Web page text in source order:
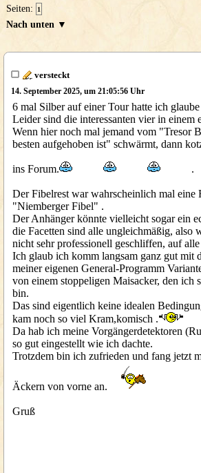
Seiten: 1
Nach unten ▼
versteckt
14. September 2025, um 21:05:56 Uhr
6 mal Silber auf einer Tour hatte ich
Leider sind die interessanten vier in einem
Wenn hier noch mal jemand vom "Tresor
besten aufgehoben ist" schwärmt, dann
ins Forum. .
Der Fibelrest war wahrscheinlich mal eine
"Niemberger Fibel" .
Der Anhänger könnte vielleicht sogar ein
die Facetten sind alle ungleichmäßig, also
nicht sehr professionell geschliffen, auf
Ich glaub ich komm langsam ganz gut mit
meiner eigenen General-Programm
von einem stoppeligen Maisacker, den ich
bin.
Das sind eigentlich keine idealen
kam noch so viel Kram,komisch .
Da hab ich meine Vorgängerdetektoren
so gut eingestellt wie ich dachte.
Trotzdem bin ich zufrieden und fang jetzt
Äckern von vorne an.
Gruß